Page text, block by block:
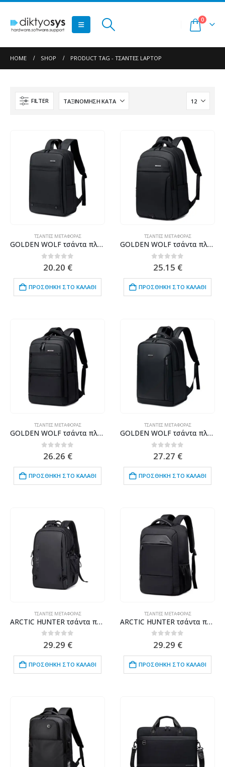
0
HOME SHOP PRODUCT TAG - ΤΣΆΝΤΕΣ LAPTOP
FILTER
ΤΣΆΝΤΕΣ ΜΕΤΑΦΟΡΆΣ
GOLDEN WOLF τσάντα πλάτης GB00705 με θήκη laptop 15.6", 17L, μαύρη
0out of 5
20.20 €
ΠΡΟΣΘΉΚΗ ΣΤΟ ΚΑΛΆΘΙ
ΤΣΆΝΤΕΣ ΜΕΤΑΦΟΡΆΣ
GOLDEN WOLF τσάντα πλάτης GB00711 με θήκη laptop 15.6", 27L, μαύρη
0out of 5
25.15 €
ΠΡΟΣΘΉΚΗ ΣΤΟ ΚΑΛΆΘΙ
ΤΣΆΝΤΕΣ ΜΕΤΑΦΟΡΆΣ
GOLDEN WOLF τσάντα πλάτης GB00707 με θήκη laptop 15.6", 21L, μαύρη
0out of 5
26.26 €
ΠΡΟΣΘΉΚΗ ΣΤΟ ΚΑΛΆΘΙ
ΤΣΆΝΤΕΣ ΜΕΤΑΦΟΡΆΣ
GOLDEN WOLF τσάντα πλάτης GB00731 με θήκη laptop 15.6", 17L, μαύρη
0out of 5
27.27 €
ΠΡΟΣΘΉΚΗ ΣΤΟ ΚΑΛΆΘΙ
ΤΣΆΝΤΕΣ ΜΕΤΑΦΟΡΆΣ
ARCTIC HUNTER τσάντα πλάτης B00530 με θήκη laptop 15.6", 24L, μαύρη
0out of 5
29.29 €
ΠΡΟΣΘΉΚΗ ΣΤΟ ΚΑΛΆΘΙ
ΤΣΆΝΤΕΣ ΜΕΤΑΦΟΡΆΣ
ARCTIC HUNTER τσάντα πλάτης B00111 με θήκη laptop 15.6", 20L, μαύρη
0out of 5
29.29 €
ΠΡΟΣΘΉΚΗ ΣΤΟ ΚΑΛΆΘΙ